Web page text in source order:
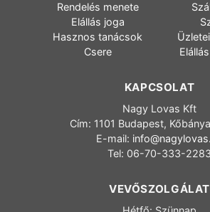
Rendelés menete
Elállás joga
Hasznos tanácsok
Csere
KAPCSOLAT
Nagy Lovas Kft
Cím: 1101 Budapest,
E-mail:
Tel: 06-70-333-2283
VEVŐSZOLGÁLAT